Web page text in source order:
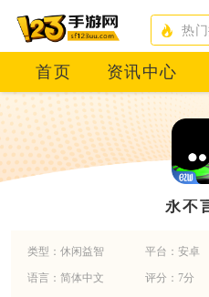
首页 资讯中心
永不
类型：休闲益智 平台：安卓
语言：简体中文 评分：7分